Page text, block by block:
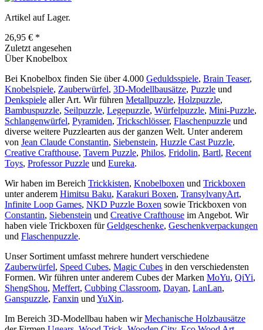
Artikel auf Lager.
26,95 € *
Zuletzt angesehen
Über Knobelbox
Bei Knobelbox finden Sie über 4.000 Geduldsspiele, Brain Teaser,
Knobelspiele, Zauberwürfel, 3D-Modellbausätze, Puzzle und
Denkspiele aller Art. Wir führen Metallpuzzle, Holzpuzzle,
Bambuspuzzle, Seilpuzzle, Legepuzzle, Würfelpuzzle, Mini-Puzzle,
Schlangenwürfel, Pyramiden, Trickschlösser, Flaschenpuzzle und
diverse weitere Puzzlearten aus der ganzen Welt. Unter anderem
von Jean Claude Constantin, Siebenstein, Huzzle Cast Puzzle,
Creative Crafthouse, Tavern Puzzle, Philos, Fridolin, Bartl, Recent
Toys, Professor Puzzle und Eureka.
Wir haben im Bereich Trickkisten, Knobelboxen und Trickboxen
unter anderem Himitsu Baku, Karakuri Boxen, TransylvanyArt,
Infinite Loop Games, NKD Puzzle Boxen sowie Trickboxen von
Constantin, Siebenstein und Creative Crafthouse im Angebot. Wir
haben viele Trickboxen fürGeldgeschenke, Geschenkverpackungen
und Flaschenpuzzle.
Unser Sortiment umfasst mehrere hundert verschiedene
Zauberwürfel, Speed Cubes, Magic Cubes in den verschiedensten
Formen. Wir führen unter anderem Cubes der Marken MoYu, QiYi,
ShengShou, Meffert, Cubbing Classroom, Dayan, LanLan,
Ganspuzzle, Fanxin und YuXin.
Im Bereich 3D-Modellbau haben wirMechanische Holzbausätze